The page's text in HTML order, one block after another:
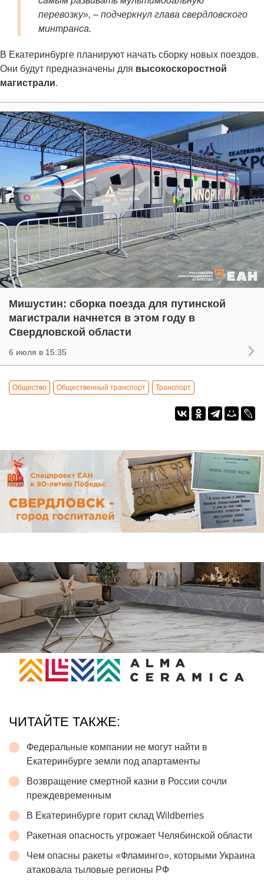
перевозку», – подчеркнул глава свердловского
минтранса.
В Екатеринбурге планируют начать сборку новых поездов.
Они будут предназначены для высокоскоростной
магистрали.
Мишустин: сборка поезда для путинской
магистрали начнется в этом году в
Свердловской области
6 июля в 15:35
Общество Общественный транспорт Транспорт
ЧИТАЙТЕ ТАКЖЕ:
Федеральные компании не могут найти в
Екатеринбурге земли под апартаменты
Возвращение смертной казни в России сочли
преждевременным
В Екатеринбурге горит склад Wildberries
Ракетная опасность угрожает Челябинской области
Чем опасны ракеты «Фламинго», которыми Украина
атаковала тыловые регионы РФ